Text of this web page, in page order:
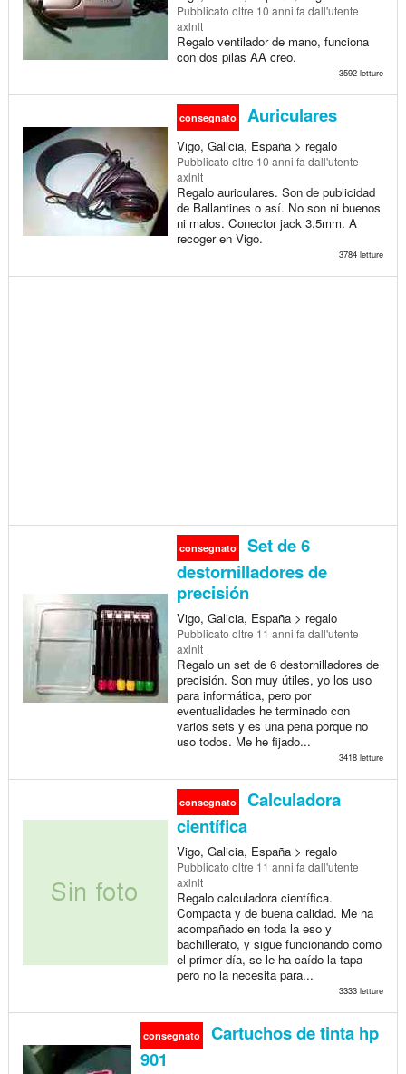
Pubblicato oltre 10 anni fa dall'utente
axlnlt
Regalo ventilador de mano, funciona
con dos pilas AA creo.
3592 letture
consegnato Auriculares
Vigo, Galicia, España > regalo
Pubblicato oltre 10 anni fa dall'utente
axlnlt
Regalo auriculares. Son de publicidad
de Ballantines o así. No son ni buenos
ni malos. Conector jack 3.5mm. A
recoger en Vigo.
3784 letture
consegnato
Set de 6
destornilladores de
precisión
Vigo, Galicia, España > regalo
Pubblicato oltre 11 anni fa dall'utente
axlnlt
Regalo un set de 6 destornilladores de
precisión. Son muy útiles, yo los uso
para informática, pero por
eventualidades he terminado con
varios sets y es una pena porque no
uso todos. Me he fijado...
3418 letture
consegnato
Calculadora
científica
Vigo, Galicia, España > regalo
Pubblicato oltre 11 anni fa dall'utente
axlnlt
Regalo calculadora científica.
Compacta y de buena calidad. Me ha
acompañado en toda la eso y
bachillerato, y sigue funcionando como
el primer día, se le ha caído la tapa
pero no la necesita para...
3333 letture
consegnato
Cartuchos de tinta hp
901